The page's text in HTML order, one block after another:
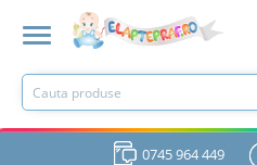
0745 964 449